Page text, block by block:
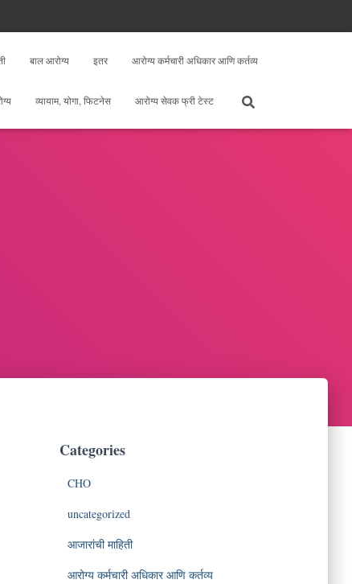
बाल आरोग्य इतर आरोग्य कर्मचारी अधिकार आणि कर्तव्य
व्यायाम, योगा, फिटनेस आरोग्य सेवक फ्री टेस्ट
Categories
CHO
uncategorized
आजारांची माहिती
आरोग्य कर्मचारी अधिकार आणि कर्तव्य